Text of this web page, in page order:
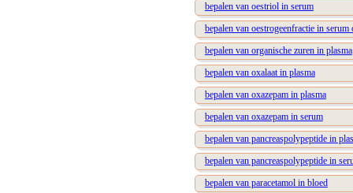
bepalen van oestriol in serum
bepalen van oestrogeenfractie in serum
bepalen van organische zuren in plasma
bepalen van oxalaat in plasma
bepalen van oxazepam in plasma
bepalen van oxazepam in serum
bepalen van pancreaspolypeptide in
bepalen van pancreaspolypeptide in
bepalen van paracetamol in bloed